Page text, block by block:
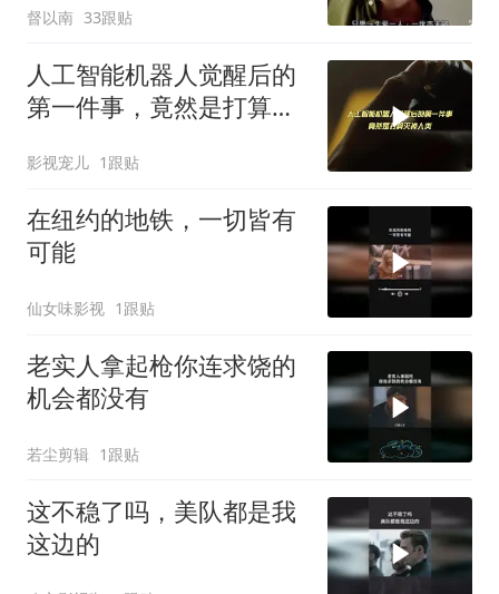
督以南 33跟贴
人工智能机器人觉醒后的
第一件事，竟然是打算灭
影视宠儿 1跟贴
在纽约的地铁，一切皆有
可能
仙女味影视 1跟贴
老实人拿起枪你连求饶的
机会都没有
若尘剪辑 1跟贴
这不稳了吗，美队都是我
这边的